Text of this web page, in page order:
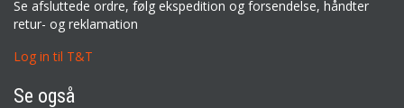
Se afsluttede ordre, følg ekspedition og forsendelse, håndter
retur- og reklamation
Log in til T&T
Se også